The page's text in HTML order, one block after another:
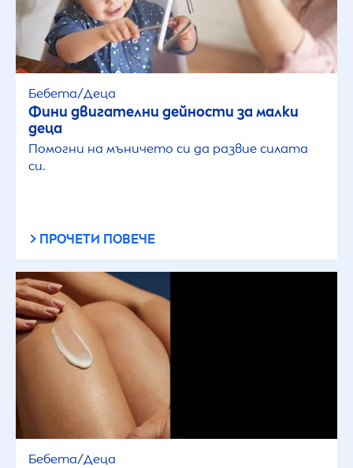
Бебета/Деца
Фини двигателни дейности за малки
деца
Помогни на мъничето си да развие силата
си.
ПРОЧЕТИ ПОВЕЧЕ
Бебета/Деца